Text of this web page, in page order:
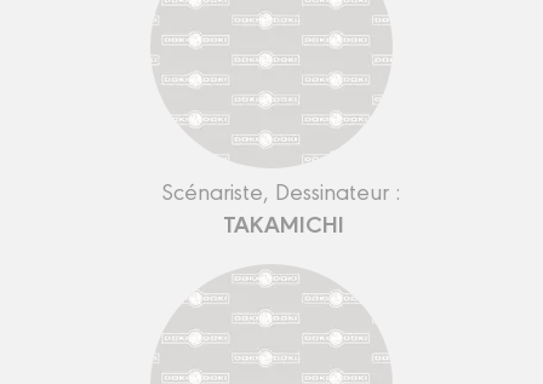
Scénariste, Dessinateur :
TAKAMICHI